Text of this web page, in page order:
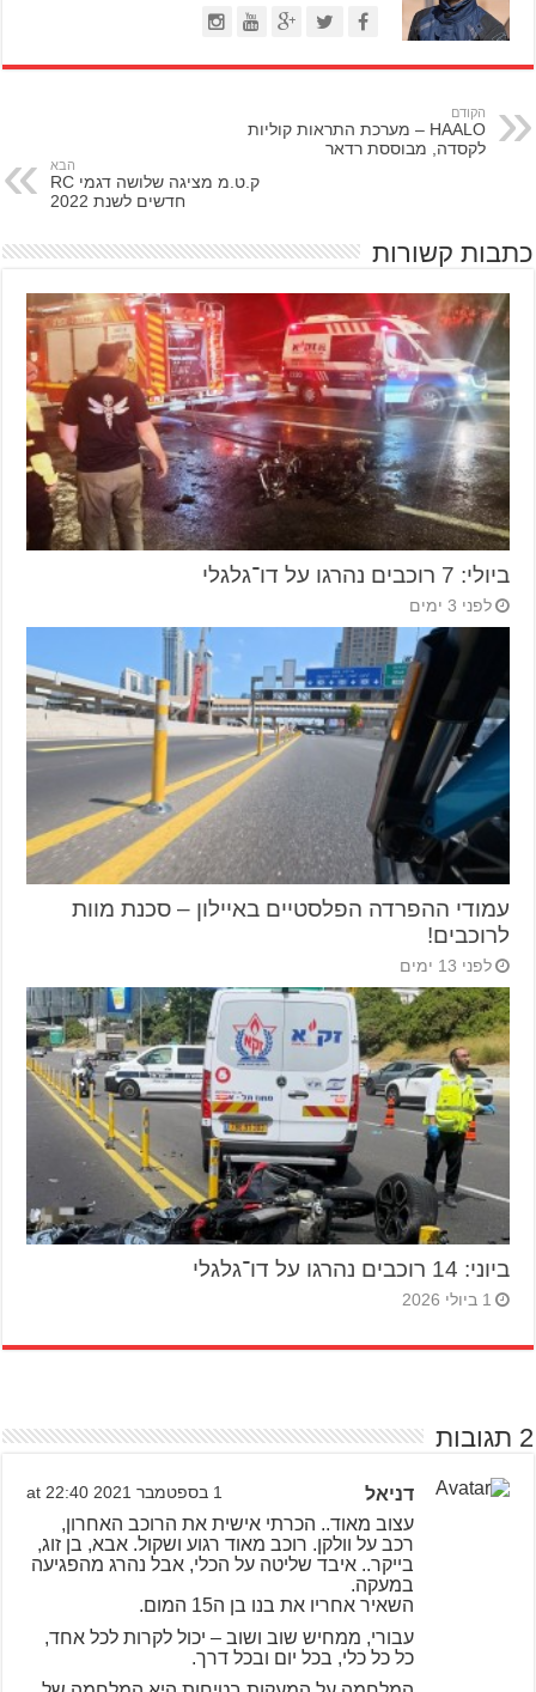
הקודם
HAALO – מערכת התראות קוליות
לקסדה, מבוססת רדאר
הבא
ק.ט.מ מציגה שלושה דגמי RC
חדשים לשנת 2022
כתבות קשורות
ביולי: 7 רוכבים נהרגו על דו־גלגלי
לפני 3 ימים
עמודי ההפרדה הפלסטיים באיילון – סכנת מוות
לרוכבים!
לפני 13 ימים
ביוני: 14 רוכבים נהרגו על דו־גלגלי
1 ביולי 2026
2 תגובות
דניאל 1 בספטמבר 2021 at 22:40
עצוב מאוד.. הכרתי אישית את הרוכב האחרון,
רכב על וולקן. רוכב מאוד רגוע ושקול. אבא, בן זוג,
בייקר.. איבד שליטה על הכלי, אבל נהרג מהפגיעה
במעקה.
השאיר אחריו את בנו בן ה15 המום.
עבורי, ממחיש שוב ושוב – יכול לקרות לכל אחד,
כל כל כלי, בכל יום ובכל דרך.